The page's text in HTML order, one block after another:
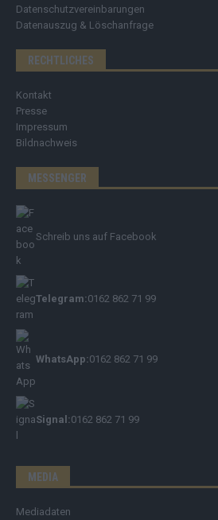
Datenschutzvereinbarungen
Datenauszug & Löschanfrage
RECHTLICHES
Kontakt
Presse
Impressum
Bildnachweis
MESSENGER
Schreib uns auf Facebook
Telegram:0162 862 71 99
WhatsApp:0162 862 71 99
Signal:0162 862 71 99
MEDIA
Mediadaten